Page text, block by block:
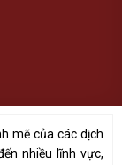
mẽ của các dịch
nhiều lĩnh vực,